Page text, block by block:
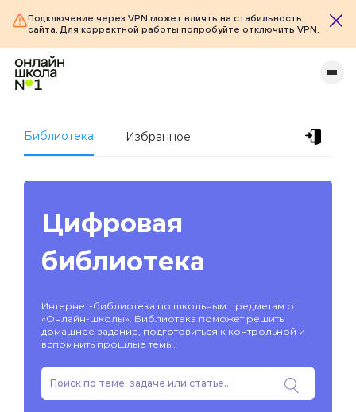
Подключение через VPN может влиять на стабильность
сайта. Для корректной работы попробуйте отключить VPN.
Библиотека Избранное
Цифровая
библиотека
Интернет-библиотека по школьным предметам от
«Онлайн-школы». Библиотека поможет решить
домашнее задание, подготовиться к контрольной и
вспомнить прошлые темы.